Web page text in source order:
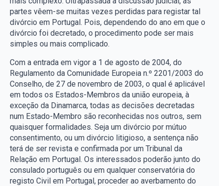
partes vêem-se muitas vezes perdidas para registar tal
divórcio em Portugal. Pois, dependendo do ano em que o
divórcio foi decretado, o procedimento pode ser mais
simples ou mais complicado.
Com a entrada em vigor a 1 de agosto de 2004, do
Regulamento da Comunidade Europeia n.º 2201/2003 do
Conselho, de 27 de novembro de 2003, o qual é aplicável
em todos os Estados-Membros da união europeia, à
exceção da Dinamarca, todas as decisões decretadas
num Estado-Membro são reconhecidas nos outros, sem
quaisquer formalidades. Seja um divórcio por mútuo
consentimento, ou um divórcio litigioso, a sentença não
terá de ser revista e confirmada por um Tribunal da
Relação em Portugal. Os interessados poderão junto do
consulado português ou em qualquer conservatória do
registo Civil em Portugal, proceder ao averbamento do